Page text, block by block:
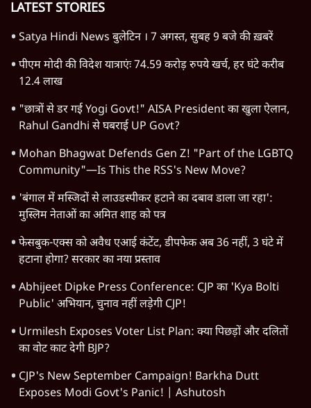
LATEST STORIES
Satya Hindi News बुलेटिन । 7 अगस्त, सुबह 9 बजे की ख़बरें
पीएम मोदी की विदेश यात्राएंः 74.59 करोड़ रुपये खर्च, हर घंटे करीब
12.4 लाख
"छात्रों से डर गई Yogi Govt!" AISA President का खुला ऐलान,
Rahul Gandhi से घबराई UP Govt?
Mohan Bhagwat Defends Gen Z! "Part of the LGBTQ
Community"—Is This the RSS's New Move?
'बंगाल में मस्जिदों से लाउडस्पीकर हटाने का दबाव डाला जा रहा':
मुस्लिम नेताओं का अमित शाह को पत्र
फेसबुक-एक्स को अवैध एआई कंटेंट, डीपफेक अब 36 नहीं, 3 घंटे में
हटाना होगा? सरकार का नया प्रस्ताव
Abhijeet Dipke Press Conference: CJP का 'Kya Bolti
Public' अभियान, चुनाव नहीं लड़ेगी CJP!
Urmilesh Exposes Voter List Plan: क्या पिछड़ों और दलितों
का वोट काट देगी BJP?
CJP's New September Campaign! Barkha Dutt
Exposes Modi Govt's Panic! | Ashutosh